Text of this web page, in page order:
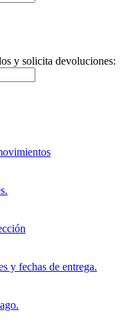
y solicita devoluciones:
y fechas de entrega.